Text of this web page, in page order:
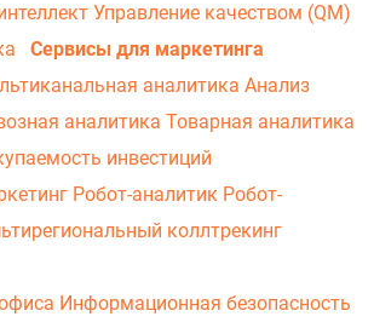
Управление качеством (QM)
Сервисы для маркетинга
аналитика Анализ
аналитика Товарная аналитика
инвестиций
Робот-аналитик Робот-
коллтрекинг
Информационная безопасность